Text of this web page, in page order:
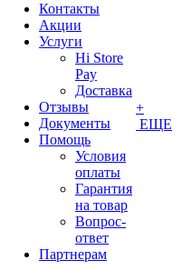
Контакты
Акции
Услуги
Hi Store
Pay
Доставка
Отзывы
Документы
Помощь
Условия
оплаты
Гарантия
на товар
Вопрос-
ответ
Партнерам
+
ЕЩЕ